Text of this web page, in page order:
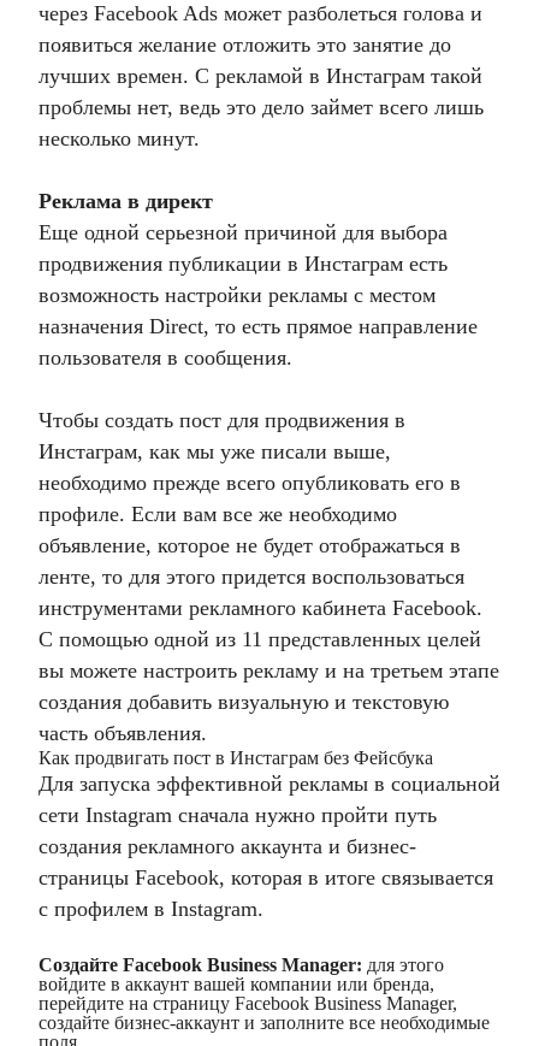
через Facebook Ads может разболеться голова и
появиться желание отложить это занятие до
лучших времен. С рекламой в Инстаграм такой
проблемы нет, ведь это дело займет всего лишь
несколько минут.
Реклама в директ
Еще одной серьезной причиной для выбора
продвижения публикации в Инстаграм есть
возможность настройки рекламы с местом
назначения Direct, то есть прямое направление
пользователя в сообщения.
Чтобы создать пост для продвижения в
Инстаграм, как мы уже писали выше,
необходимо прежде всего опубликовать его в
профиле. Если вам все же необходимо
объявление, которое не будет отображаться в
ленте, то для этого придется воспользоваться
инструментами рекламного кабинета Facebook.
С помощью одной из 11 представленных целей
вы можете настроить рекламу и на третьем этапе
создания добавить визуальную и текстовую
часть объявления.
Как продвигать пост в Инстаграм без Фейсбука
Для запуска эффективной рекламы в социальной
сети Instagram сначала нужно пройти путь
создания рекламного аккаунта и бизнес-
страницы Facebook, которая в итоге связывается
с профилем в Instagram.
Создайте Facebook Business Manager: для этого
войдите в аккаунт вашей компании или бренда,
перейдите на страницу Facebook Business Manager,
создайте бизнес-аккаунт и заполните все необходимые
поля.